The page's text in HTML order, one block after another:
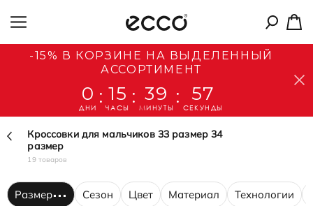
-15% В КОРЗИНЕ НА ВЫДЕЛЕННЫЙ
АССОРТИМЕНТ
0
ДНИ
: 15
ЧАСЫ
: 39
МИНУТЫ
: 57
СЕКУНДЫ
Кроссовки для мальчиков 33 размер 34
размер
19 товаров
Размер Сезон Цвет Материал Технологии